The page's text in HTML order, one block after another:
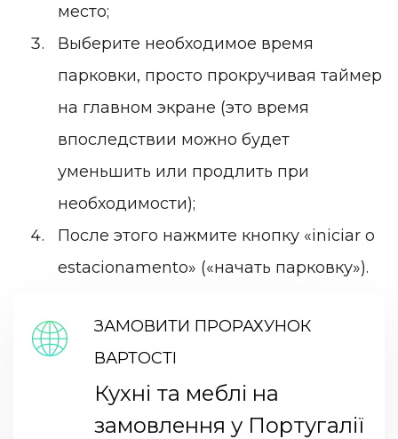
место;
Выберите необходимое время
парковки, просто прокручивая таймер
на главном экране (это время
впоследствии можно будет
уменьшить или продлить при
необходимости);
После этого нажмите кнопку «iniciar o
estacionamento» («начать парковку»).
ЗАМОВИТИ ПРОРАХУНОК
ВАРТОСТІ
Кухні та меблі на
замовлення у Португалії